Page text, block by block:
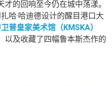
才的回响至今仍在城中荡漾。
哈·哈迪德设计的醒目港口大
普皇家美术馆（KMSKA）
及收藏了四幅鲁本斯杰作的